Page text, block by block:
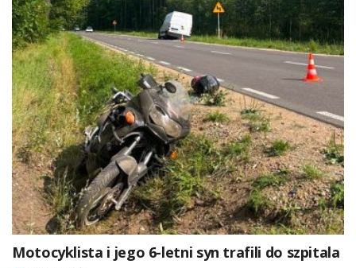
Motocyklista i jego 6-letni syn trafili do szpitala